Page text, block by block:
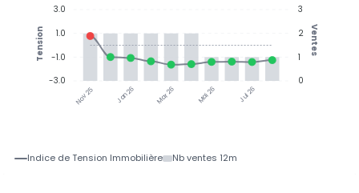
Nov 25 Jan 26 Mar 26 Mai 26 Jul 26
3
2
1
0
Ventes
3.0
1.0
-1.0
-3.0
Tension
Indice de Tension Immobilière Nb ventes 12m